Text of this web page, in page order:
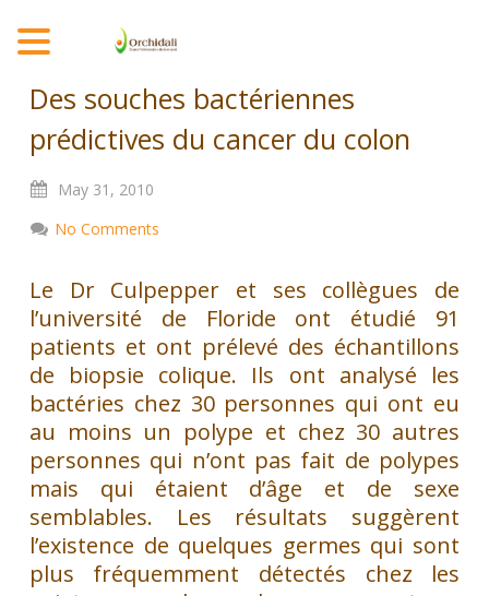
Des souches bactériennes
prédictives du cancer du colon
May 31, 2010
No Comments
Le Dr Culpepper et ses collègues de
l’université de Floride ont étudié 91
patients et ont prélevé des échantillons
de biopsie colique. Ils ont analysé les
bactéries chez 30 personnes qui ont eu
au moins un polype et chez 30 autres
personnes qui n’ont pas fait de polypes
mais qui étaient d’âge et de sexe
semblables. Les résultats suggèrent
l’existence de quelques germes qui sont
plus fréquemment détectés chez les